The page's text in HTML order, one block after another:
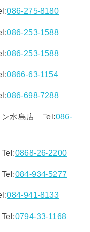
086-275-8180
086-253-1588
086-253-1588
0866-63-1154
086-698-7288
ン水島店 Tel:086-
0868-26-2200
084-934-5277
084-941-8133
0794-33-1168